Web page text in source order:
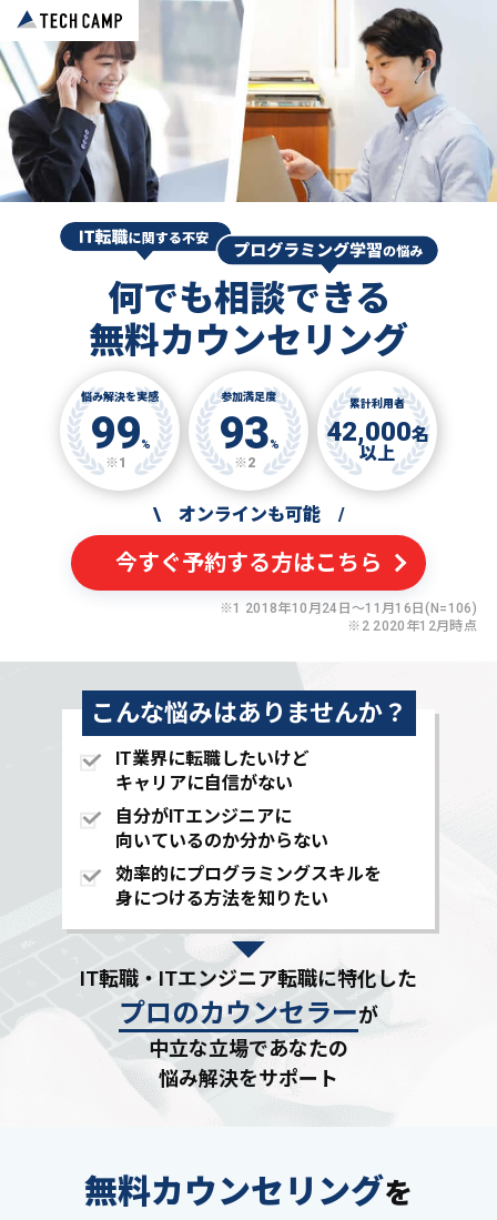
何でも相談できる
無料カウンセリング
悩み解決を実感
99%
※1
参加満足度
93%
※2
累計利用者
42,000名
以上
\ オンラインも可能 /
今すぐ予約する方はこちら
※1 2018年10月24日〜11月16日(N=106)
※2 2020年12月時点
こんな悩みはありませんか？
IT業界に転職したいけど
キャリアに自信がない
自分がITエンジニアに
向いているのか分からない
効率的にプログラミングスキルを
身につける方法を知りたい
IT転職・ITエンジニア転職に特化した
プロのカウンセラーが
中立な立場であなたの
悩み解決をサポート
無料カウンセリングを